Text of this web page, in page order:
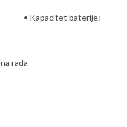
baterije:
rada